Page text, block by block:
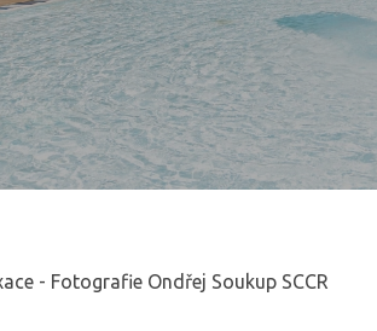
- Fotografie Ondřej Soukup SCCR